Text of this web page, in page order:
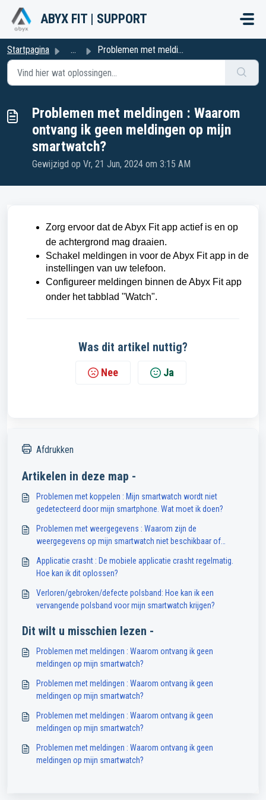
Doorgaan naar hoofdinhoud
ABYX FIT | SUPPORT
Startpagina ... Problemen met meldingen : Waarom ontvang ik geen meldinge...
Problemen met meldingen : Waarom
ontvang ik geen meldingen op mijn
smartwatch?
Gewijzigd op Vr, 21 Jun, 2024 om 3:15 AM
Zorg ervoor dat de Abyx Fit app actief is en op
de achtergrond mag draaien.
Schakel meldingen in voor de Abyx Fit app in de
instellingen van uw telefoon.
Configureer meldingen binnen de Abyx Fit app
onder het tabblad "Watch".
Was dit artikel nuttig?
Nee Ja
Afdrukken
Artikelen in deze map -
Problemen met koppelen : Mijn smartwatch wordt niet
gedetecteerd door mijn smartphone. Wat moet ik doen?
Problemen met weergegevens : Waarom zijn de
weergegevens op mijn smartwatch niet beschikbaar of
Applicatie crasht : De mobiele applicatie crasht regelmatig.
Hoe kan ik dit oplossen?
Verloren/gebroken/defecte polsband: Hoe kan ik een
vervangende polsband voor mijn smartwatch krijgen?
Dit wilt u misschien lezen -
Problemen met meldingen : Waarom ontvang ik geen
meldingen op mijn smartwatch?
Problemen met meldingen : Waarom ontvang ik geen
meldingen op mijn smartwatch?
Problemen met meldingen : Waarom ontvang ik geen
meldingen op mijn smartwatch?
Problemen met meldingen : Waarom ontvang ik geen
meldingen op mijn smartwatch?